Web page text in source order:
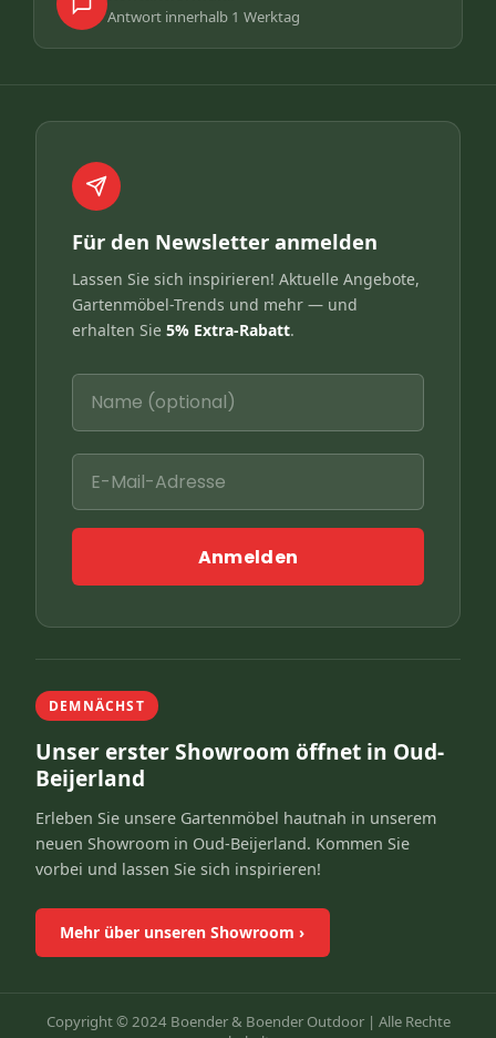
Antwort innerhalb 1 Werktag
Für den Newsletter anmelden
Lassen Sie sich inspirieren! Aktuelle Angebote,
Gartenmöbel-Trends und mehr — und
erhalten Sie 5% Extra-Rabatt.
Anmelden
DEMNÄCHST
Unser erster Showroom öffnet in Oud-
Beijerland
Erleben Sie unsere Gartenmöbel hautnah in unserem
neuen Showroom in Oud-Beijerland. Kommen Sie
vorbei und lassen Sie sich inspirieren!
Mehr über unseren Showroom ›
Copyright © 2024 Boender & Boender Outdoor | Alle Rechte